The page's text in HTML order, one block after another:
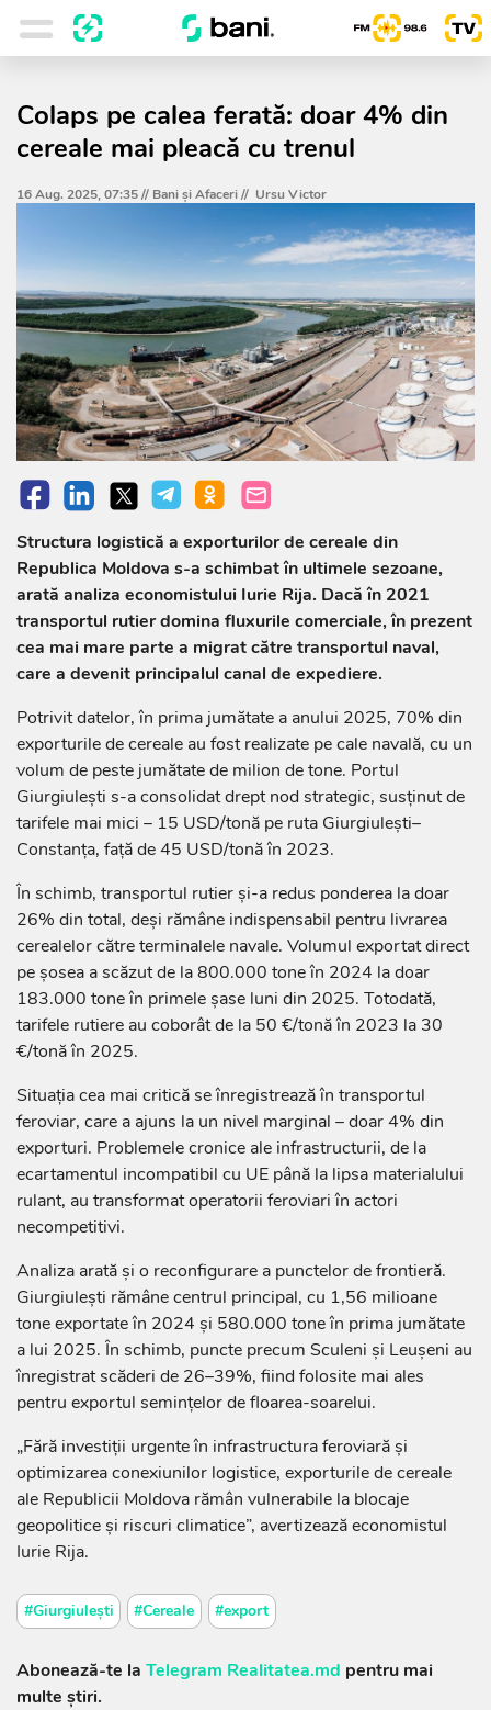
Colaps pe calea ferată: doar 4% din
cereale mai pleacă cu trenul
16 Aug. 2025, 07:35 // Bani și Afaceri// Ursu Victor
Structura logistică a exporturilor de cereale din
Republica Moldova s-a schimbat în ultimele sezoane,
arată analiza economistului Iurie Rija. Dacă în 2021
transportul rutier domina fluxurile comerciale, în prezent
cea mai mare parte a migrat către transportul naval,
care a devenit principalul canal de expediere.
Potrivit datelor, în prima jumătate a anului 2025, 70% din
exporturile de cereale au fost realizate pe cale navală, cu un
volum de peste jumătate de milion de tone. Portul
Giurgiulești s-a consolidat drept nod strategic, susținut de
tarifele mai mici – 15 USD/tonă pe ruta Giurgiulești–
Constanța, față de 45 USD/tonă în 2023.
În schimb, transportul rutier și-a redus ponderea la doar
26% din total, deși rămâne indispensabil pentru livrarea
cerealelor către terminalele navale. Volumul exportat direct
pe șosea a scăzut de la 800.000 tone în 2024 la doar
183.000 tone în primele șase luni din 2025. Totodată,
tarifele rutiere au coborât de la 50 €/tonă în 2023 la 30
€/tonă în 2025.
Situația cea mai critică se înregistrează în transportul
feroviar, care a ajuns la un nivel marginal – doar 4% din
exporturi. Problemele cronice ale infrastructurii, de la
ecartamentul incompatibil cu UE până la lipsa materialului
rulant, au transformat operatorii feroviari în actori
necompetitivi.
Analiza arată și o reconfigurare a punctelor de frontieră.
Giurgiulești rămâne centrul principal, cu 1,56 milioane
tone exportate în 2024 și 580.000 tone în prima jumătate
a lui 2025. În schimb, puncte precum Sculeni și Leușeni au
înregistrat scăderi de 26–39%, fiind folosite mai ales
pentru exportul semințelor de floarea-soarelui.
„Fără investiții urgente în infrastructura feroviară și
optimizarea conexiunilor logistice, exporturile de cereale
ale Republicii Moldova rămân vulnerabile la blocaje
geopolitice și riscuri climatice”, avertizează economistul
Iurie Rija.
#Giurgiulești #Cereale #export
Abonează-te la Telegram Realitatea.md pentru mai
multe știri.